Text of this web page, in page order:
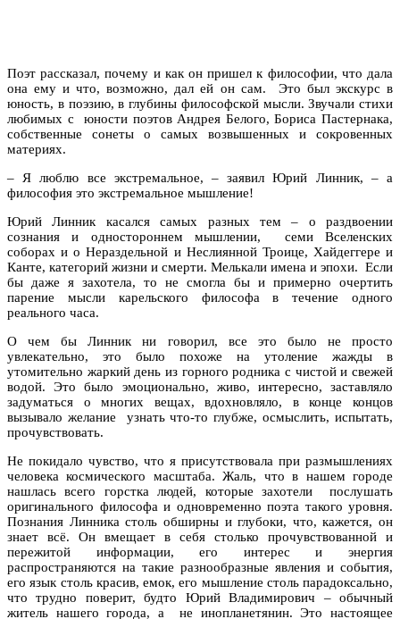
Поэт рассказал, почему и как он пришел к философии, что дала
она ему и что, возможно, дал ей он сам. Это был экскурс в
юность, в поэзию, в глубины философской мысли. Звучали стихи
любимых с юности поэтов Андрея Белого, Бориса Пастернака,
собственные сонеты о самых возвышенных и сокровенных
материях.
– Я люблю все экстремальное, – заявил Юрий Линник, – а
философия это экстремальное мышление!
Юрий Линник касался самых разных тем – о раздвоении
сознания и одностороннем мышлении, семи Вселенских
соборах и о Нераздельной и Неслиянной Троице, Хайдеггере и
Канте, категорий жизни и смерти. Мелькали имена и эпохи. Если
бы даже я захотела, то не смогла бы и примерно очертить
парение мысли карельского философа в течение одного
реального часа.
О чем бы Линник ни говорил, все это было не просто
увлекательно, это было похоже на утоление жажды в
утомительно жаркий день из горного родника с чистой и свежей
водой. Это было эмоционально, живо, интересно, заставляло
задуматься о многих вещах, вдохновляло, в конце концов
вызывало желание узнать что-то глубже, осмыслить, испытать,
прочувствовать.
Не покидало чувство, что я присутствовала при размышлениях
человека космического масштаба. Жаль, что в нашем городе
нашлась всего горстка людей, которые захотели послушать
оригинального философа и одновременно поэта такого уровня.
Познания Линника столь обширны и глубоки, что, кажется, он
знает всё. Он вмещает в себя столько прочувствованной и
пережитой информации, его интерес и энергия
распространяются на такие разнообразные явления и события,
его язык столь красив, емок, его мышление столь парадоксально,
что трудно поверит, будто Юрий Владимирович – обычный
житель нашего города, а не инопланетянин. Это настоящее